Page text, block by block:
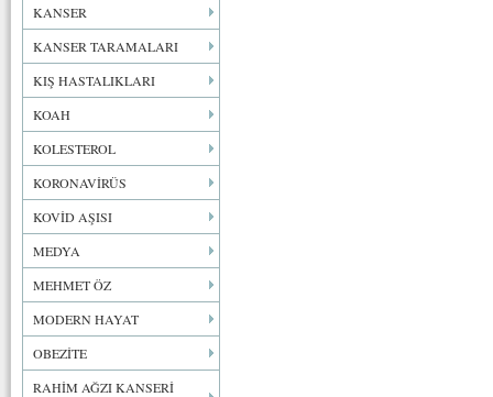
KANSER
KANSER TARAMALARI
KIŞ HASTALIKLARI
KOAH
KOLESTEROL
KORONAVİRÜS
KOVİD AŞISI
MEDYA
MEHMET ÖZ
MODERN HAYAT
OBEZİTE
RAHİM AĞZI KANSERİ